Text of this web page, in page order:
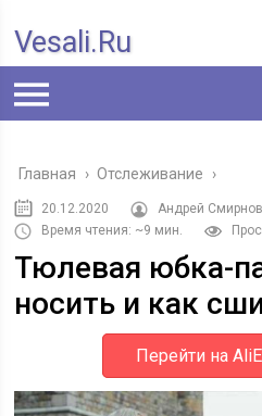
Vesali.ru
Главная › Отслеживание ›
20.12.2020
Андрей Смирнов
Время чтения: ~9 мин.
Тюлевая юбка-
носить и как
Перейти на